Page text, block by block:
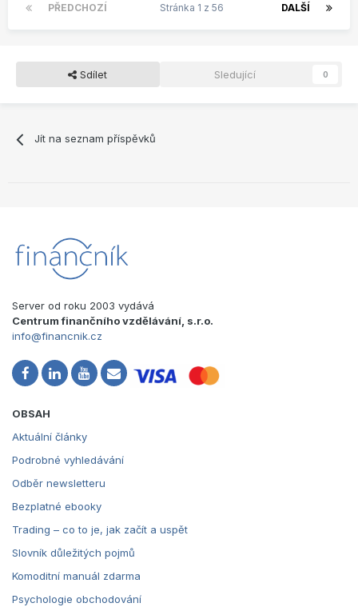
PŘEDCHOZÍ DALŠÍ
Stránka 1 z 56
Sdílet Sledující 0
Jít na seznam příspěvků
Server od roku 2003 vydává
Centrum finančního vzdělávání, s.r.o.
info@financnik.cz
OBSAH
Aktuální články
Podrobné vyhledávání
Odběr newsletteru
Bezplatné ebooky
Trading – co to je, jak začít a uspět
Slovník důležitých pojmů
Komoditní manuál zdarma
Psychologie obchodování